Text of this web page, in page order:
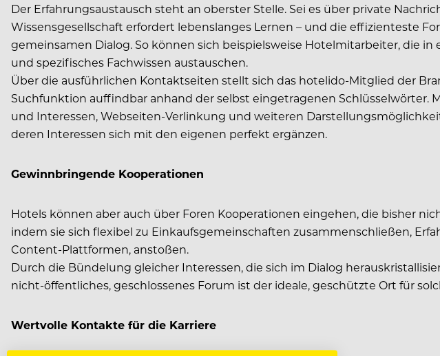
Der Erfahrungsaustausch steht an oberster Stelle. Sei es über private
Wissensgesellschaft erfordert lebenslanges Lernen – und die effizienteste
gemeinsamen Dialog. So können sich beispielsweise Hotelmitarbeiter, die
und spezifisches Fachwissen austauschen.
Über die ausführlichen Kontaktseiten stellt sich das hotelido-Mitglied der
Suchfunktion auffindbar anhand der selbst eingetragenen
und Interessen, Webseiten-Verlinkung und weiteren
deren Interessen sich mit den eigenen perfekt ergänzen.
Gewinnbringende Kooperationen
Hotels können aber auch über Foren Kooperationen eingehen, die bisher
indem sie sich flexibel zu Einkaufsgemeinschaften zusammenschließen,
Content-Plattformen, anstoßen.
Durch die Bündelung gleicher Interessen, die sich im Dialog
nicht-öffentliches, geschlossenes Forum ist der ideale, geschützte Ort für
Wertvolle Kontakte für die Karriere